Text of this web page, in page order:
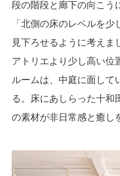
段の階段と廊下の向こう
「北側の床のレベルを
見下ろせるように考えま
アトリエより少し高い位
ルームは、中庭に面して
る。床にあしらった十和
の素材が非日常感と癒し